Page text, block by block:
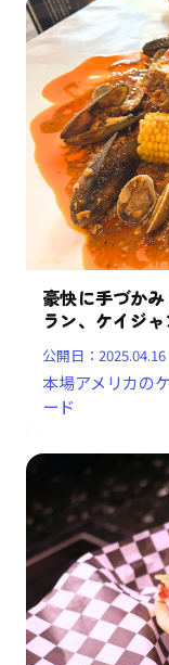
豪快に手づか
ラン、ケイジ
公開日：2025.04.16
本場アメリカの
ード